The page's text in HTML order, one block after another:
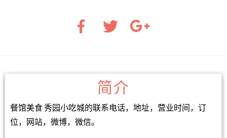
简介
餐馆美食 秀园小吃城的联系电话，地址，营业时间，订
位，网站，微博，微信。